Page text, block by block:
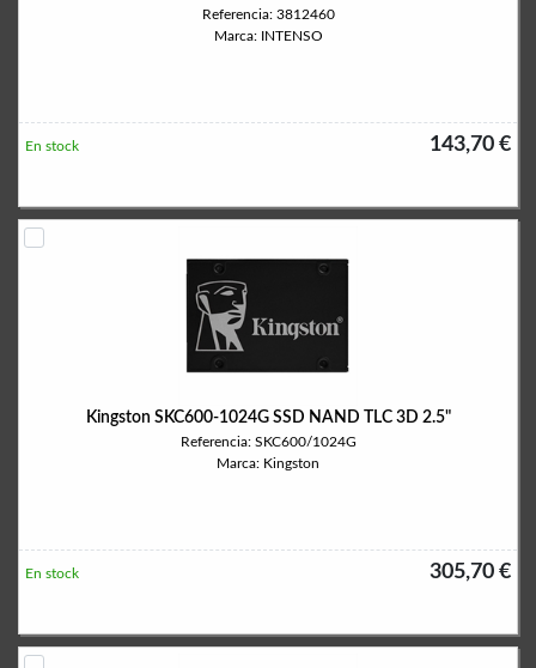
Referencia: 3812460
Marca: INTENSO
143,70 €
En stock
Kingston SKC600-1024G SSD NAND TLC 3D 2.5"
Referencia: SKC600/1024G
Marca: Kingston
305,70 €
En stock